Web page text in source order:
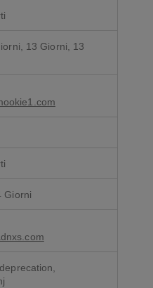
13 Giorni, 13
Giorni